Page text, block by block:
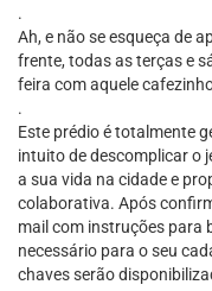
.
Ah, e não se esqueça de
frente, todas as terças e
feira com aquele
.
Este prédio é totalmente
intuito de descomplicar o
a sua vida na cidade e
colaborativa. Após
mail com instruções para
necessário para o seu
chaves serão